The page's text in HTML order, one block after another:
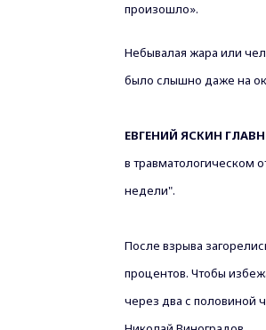
произошло».
Небывалая жара или
было слышно даже на
ЕВГЕНИЙ ЯСКИН
в травматологическом
недели".
После взрыва
процентов. Чтобы
через два с половиной